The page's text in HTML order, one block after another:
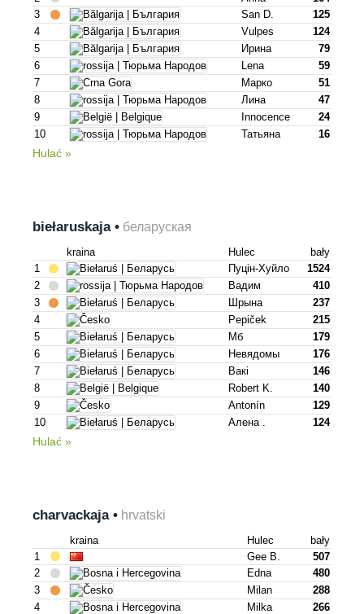
3
San D.
125
4
Vulpes
124
5
Ирина
79
6
Lena
59
7
Марко
51
8
Лина
47
9
Innocence
24
10
Татьяна 16
Hulać »
biełaruskaja • беларуская
kraina Hulec
bały
1
Пуцін-Хуйло
1524
2
Вадим
410
3
Шрына
237
4
Pepiček
215
5
Мб
179
6
Невядомы
176
7
Вакі
146
8
Robert K.
140
9
Antonín
129
10
Алена . 124
Hulać »
charvackaja • hrvatski
kraina Hulec
bały
1
Gee B.
507
2
Edna
480
3
Milan
288
4
Milka
266